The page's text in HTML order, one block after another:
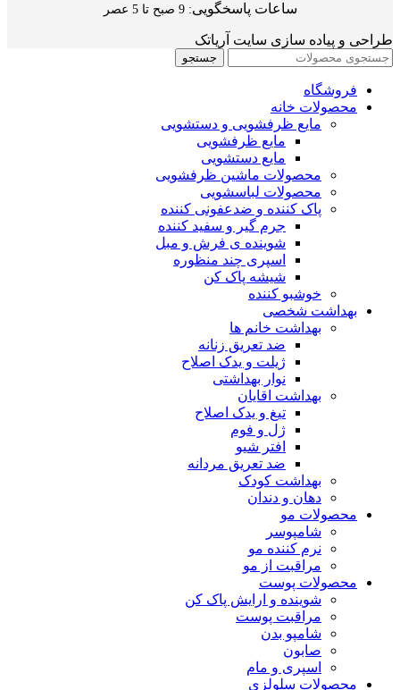
ساعات پاسخگویی: 9 صبح تا 5 عصر
طراحی و پیاده سازی سایت آریاتک
جستجو
فروشگاه
محصولات خانه
مایع ظرفشویی و دستشویی
مایع ظرفشویی
مایع دستشویی
محصولات ماشین ظرفشویی
محصولات لباسشویی
پاک کننده و ضدعفونی کننده
جرم گیر و سفید کننده
شوینده ی فرش و مبل
اسپری چند منظوره
شیشه پاک کن
خوشبو کننده
بهداشت شخصی
بهداشت خانم ها
ضد تعریق زنانه
ژیلت و یدک اصلاح
نوار بهداشتی
بهداشت اقایان
تیغ و یدک اصلاح
ژل و فوم
افتر شیو
ضد تعریق مردانه
بهداشت کودک
دهان و دندان
محصولات مو
شامپوسر
نرم کننده مو
مراقبت از مو
محصولات پوست
شوینده و ارایش پاک کن
مراقبت پوست
شامپو بدن
صابون
اسپری و مام
محصولات سلولزی